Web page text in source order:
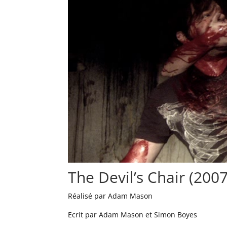
The Devil’s Chair
Réalisé par Adam Mason
Ecrit par Adam Mason et Simon Boyes